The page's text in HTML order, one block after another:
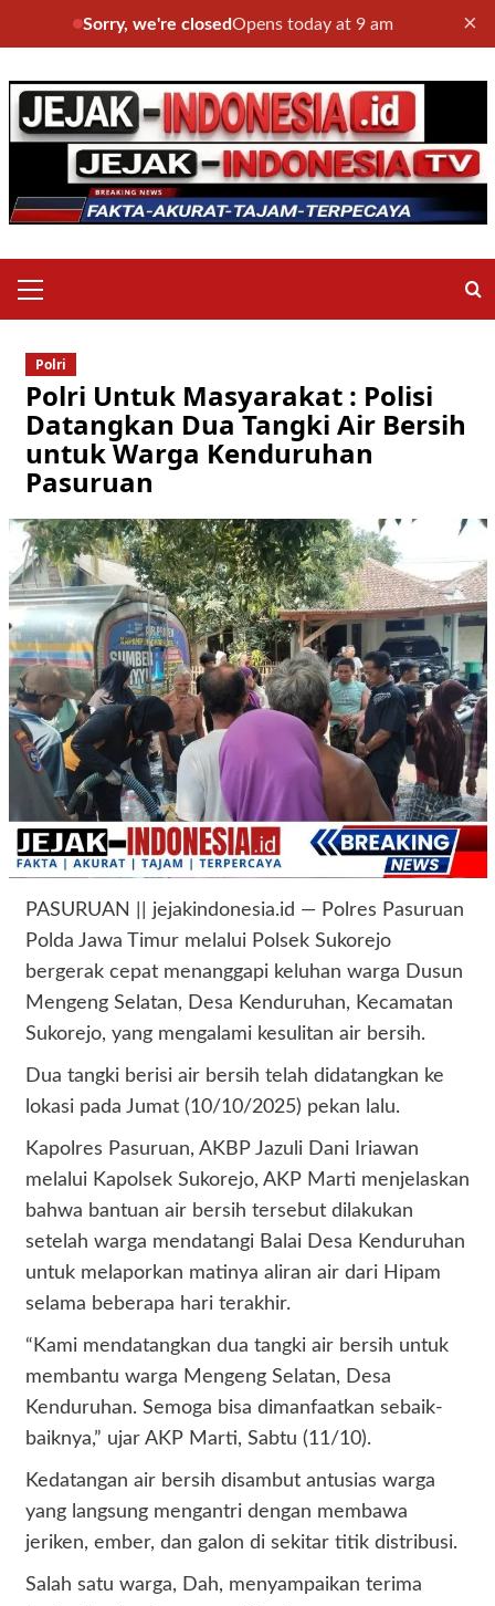
Sorry, we're closedOpens today at 9 am ×
to
content
Menu
Polri
Polri Untuk Masyarakat : Polisi
Datangkan Dua Tangki Air Bersih
untuk Warga Kenduruhan
Pasuruan
PASURUAN || jejakindonesia.id — Polres Pasuruan
Polda Jawa Timur melalui Polsek Sukorejo
bergerak cepat menanggapi keluhan warga Dusun
Mengeng Selatan, Desa Kenduruhan, Kecamatan
Sukorejo, yang mengalami kesulitan air bersih.
Dua tangki berisi air bersih telah didatangkan ke
lokasi pada Jumat (10/10/2025) pekan lalu.
Kapolres Pasuruan, AKBP Jazuli Dani Iriawan
melalui Kapolsek Sukorejo, AKP Marti menjelaskan
bahwa bantuan air bersih tersebut dilakukan
setelah warga mendatangi Balai Desa Kenduruhan
untuk melaporkan matinya aliran air dari Hipam
selama beberapa hari terakhir.
“Kami mendatangkan dua tangki air bersih untuk
membantu warga Mengeng Selatan, Desa
Kenduruhan. Semoga bisa dimanfaatkan sebaik-
baiknya,” ujar AKP Marti, Sabtu (11/10).
Kedatangan air bersih disambut antusias warga
yang langsung mengantri dengan membawa
jeriken, ember, dan galon di sekitar titik distribusi.
Salah satu warga, Dah, menyampaikan terima